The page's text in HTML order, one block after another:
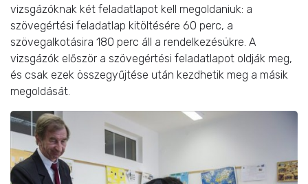
vizsgázóknak két feladatlapot kell megoldaniuk: a
szövegértési feladatlap kitöltésére 60 perc, a
szövegalkotásira 180 perc áll a rendelkezésükre. A
vizsgázók először a szövegértési feladatlapot oldják meg,
és csak ezek összegyűjtése után kezdhetik meg a másik
megoldását.